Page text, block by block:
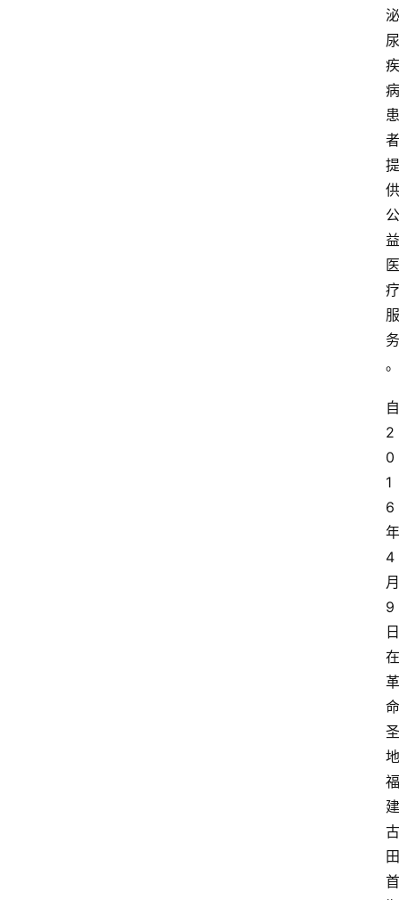
泌
尿
疾
病
患
者
提
供
公
益
医
疗
服
务
。
自
2
0
1
6
年
4
月
9
日
在
革
命
圣
地
福
建
古
田
首